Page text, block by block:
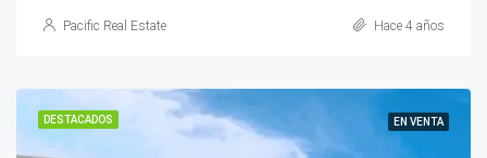
Pacific Real Estate Hace 4 años
DESTACADOS EN VENTA